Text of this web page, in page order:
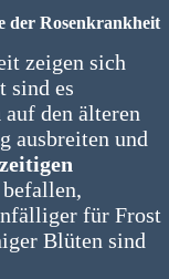
der Rosenkrankheit
zeigen sich
sind es
auf den älteren
ausbreiten und
für Frost
Blüten sind